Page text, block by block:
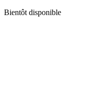
Bientôt disponible